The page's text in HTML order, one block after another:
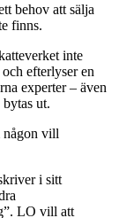
behov att sälja
finns.
inte
efterlyser en
experter – även
ut.
någon vill
i sitt
LO vill att